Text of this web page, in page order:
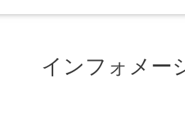
インフォメー